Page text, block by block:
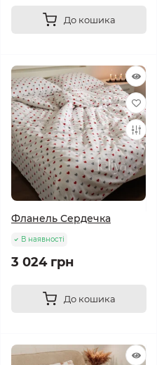
До кошика
Фланель Сердечка
В наявності
3 024 грн
До кошика